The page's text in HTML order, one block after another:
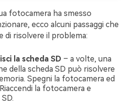
fotocamera ha smesso
ecco alcuni passaggi che
di risolvere il problema:
la scheda SD – a volte, una
della scheda SD può risolvere
Spegni la fotocamera ed
la fotocamera e